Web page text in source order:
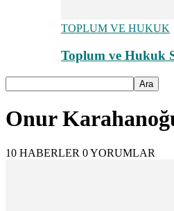
TOPLUM VE HUKUK
Toplum ve Hukuk
Onur
10 HABERLER 0 YORUMLAR